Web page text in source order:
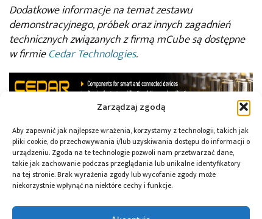
Zarządzaj zgodą
Aby zapewnić jak najlepsze wrażenia, korzystamy z technologii, takich jak
pliki cookie, do przechowywania i/lub uzyskiwania dostępu do informacji o
urządzeniu. Zgoda na te technologie pozwoli nam przetwarzać dane,
takie jak zachowanie podczas przeglądania lub unikalne identyfikatory
na tej stronie. Brak wyrażenia zgody lub wycofanie zgody może
niekorzystnie wpłynąć na niektóre cechy i funkcje.
Dodatkowe informacje na temat zestawu
demonstracyjnego, próbek oraz innych zagadnień
technicznych związanych z firmą mCube są dostępne
w firmieCedar Technologies.
Autor:Maciej Ropelewski